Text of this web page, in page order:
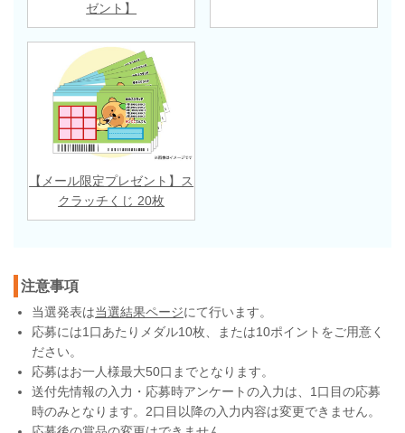
ゼント】
【メール限定プレゼント】ス
クラッチくじ 20枚
注意事項
当選発表は当選結果ページにて行います。
応募には1口あたりメダル10枚、または10ポイントをご用意く
ださい。
応募はお一人様最大50口までとなります。
送付先情報の入力・応募時アンケートの入力は、1口目の応募
時のみとなります。2口目以降の入力内容は変更できません。